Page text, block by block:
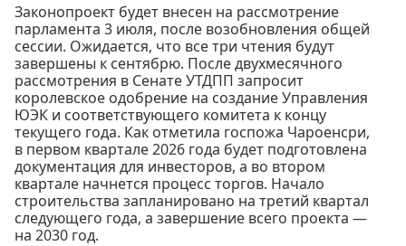
Законопроект будет внесен на рассмотрение
парламента 3 июля, после возобновления общей
сессии. Ожидается, что все три чтения будут
завершены к сентябрю. После двухмесячного
рассмотрения в Сенате УТДПП запросит
королевское одобрение на создание Управления
ЮЭК и соответствующего комитета к концу
текущего года. Как отметила госпожа Чароенсри,
в первом квартале 2026 года будет подготовлена
документация для инвесторов, а во втором
квартале начнется процесс торгов. Начало
строительства запланировано на третий квартал
следующего года, а завершение всего проекта —
на 2030 год.